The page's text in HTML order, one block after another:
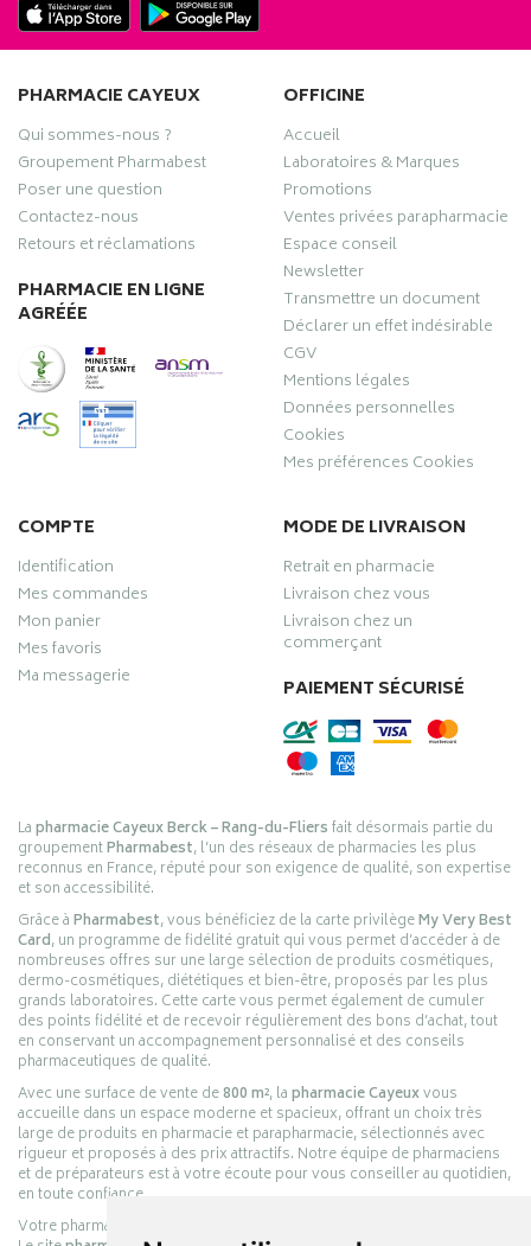
PHARMACIE CAYEUX
Qui sommes-nous ?
Groupement Pharmabest
Poser une question
Contactez-nous
Retours et réclamations
PHARMACIE EN LIGNE
AGRÉÉE
OFFICINE
Accueil
Laboratoires & Marques
Promotions
Ventes privées parapharmacie
Espace conseil
Newsletter
Transmettre un document
Déclarer un effet indésirable
CGV
Mentions légales
Données personnelles
Cookies
Mes préférences Cookies
COMPTE
Identification
Mes commandes
Mon panier
Mes favoris
Ma messagerie
MODE DE LIVRAISON
Retrait en pharmacie
Livraison chez vous
Livraison chez un
commerçant
PAIEMENT SÉCURISÉ
Lapharmacie Cayeux Berck – Rang-du-Fliersfait désormais partie du
groupementPharmabest, l’un des réseaux de pharmacies les plus
reconnus en France, réputé pour son exigence de qualité, son expertise
et son accessibilité.
Grâce àPharmabest, vous bénéficiez de la carte privilègeMy Very Best
Card, un programme de fidélité gratuit qui vous permet d’accéder à de
nombreuses offres sur une large sélection de produits cosmétiques,
dermo-cosmétiques, diététiques et bien-être, proposés par les plus
grands laboratoires. Cette carte vous permet également de cumuler
des points fidélité et de recevoir régulièrement des bons d’achat, tout
en conservant un accompagnement personnalisé et des conseils
pharmaceutiques de qualité.
Avec une surface de vente de800 m², lapharmacie Cayeuxvous
accueille dans un espace moderne et spacieux, offrant un choix très
large de produits en pharmacie et parapharmacie, sélectionnés avec
rigueur et proposés à des prix attractifs. Notre équipe de pharmaciens
et de préparateurs est à votre écoute pour vous conseiller au quotidien,
en toute confiance.
Votre pharmacie en ligne :